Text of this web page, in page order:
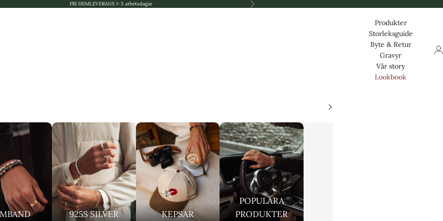
FRI HEMLEVERANS 1-3 arbetsdagar Nästa
Produkter
Storleksguide
Byte & Retur
Gravyr
Vår story
Lookbook
925S SILVER KEPSAR
POPULÄRA
PRODUKTER